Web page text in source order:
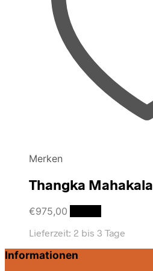
Merken
Thangka Mahakala
€975,00
Lieferzeit: 2 bis 3 Tage
Informationen